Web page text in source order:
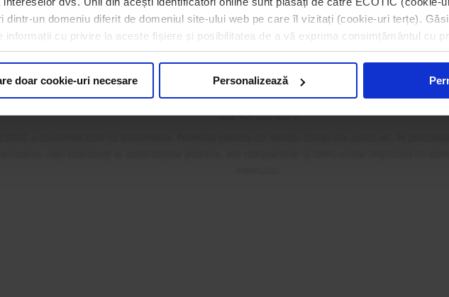
dintr-un domeniu diferit de domeniul site-ului web pe care îl vizitați (cookie-uri terțe).
informații cu privire la aceste fișiere și posibilitatea de a vă exprima consimțământul cu
doar cookie-uri necesare Personalizează
a premiat câștigătorii
Premiilor pentru un Mediu
2022!